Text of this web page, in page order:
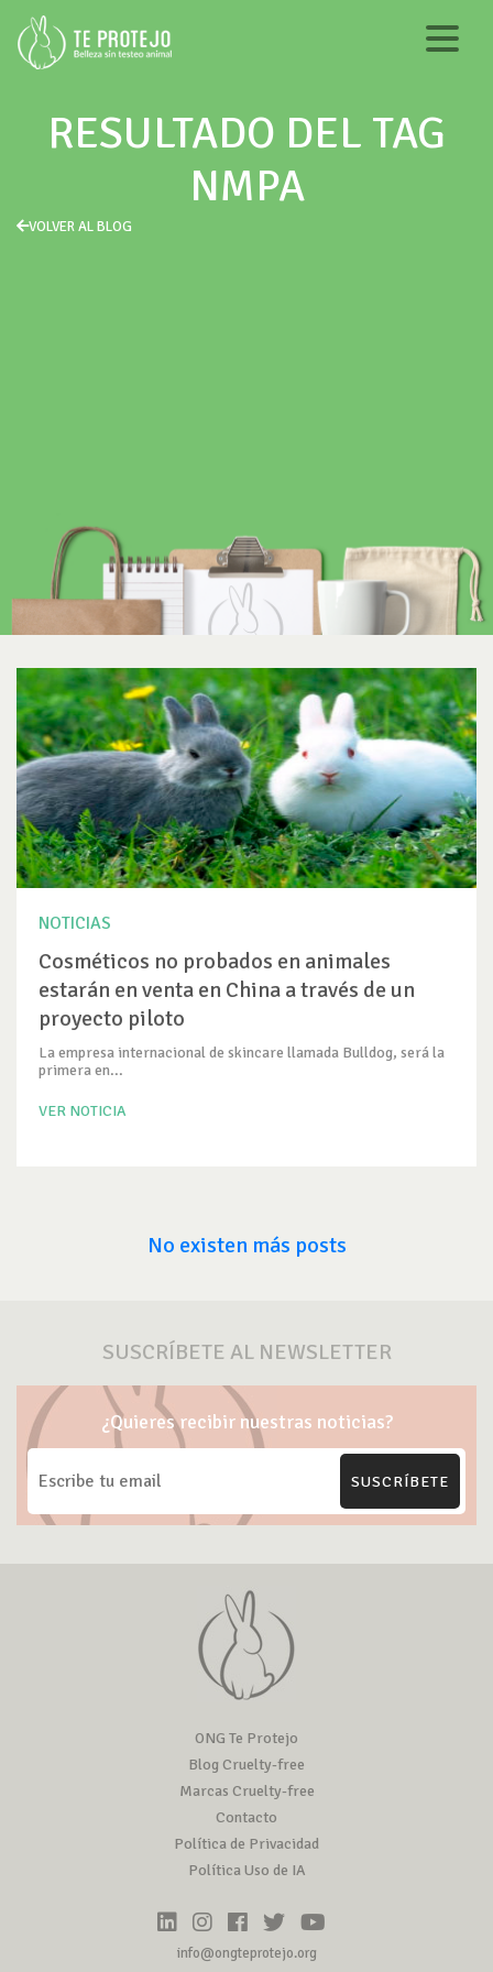
RESULTADO DEL TAG
NMPA
VOLVER AL BLOG
NOTICIAS
Cosméticos no probados en animales
estarán en venta en China a través de un
proyecto piloto
La empresa internacional de skincare llamada Bulldog, será la
primera en...
VER NOTICIA
No existen más posts
SUSCRÍBETE AL NEWSLETTER
¿Quieres recibir nuestras noticias?
SUSCRÍBETE
ONG Te Protejo
Blog Cruelty-free
Marcas Cruelty-free
Contacto
Política de Privacidad
Política Uso de IA
info@ongteprotejo.org